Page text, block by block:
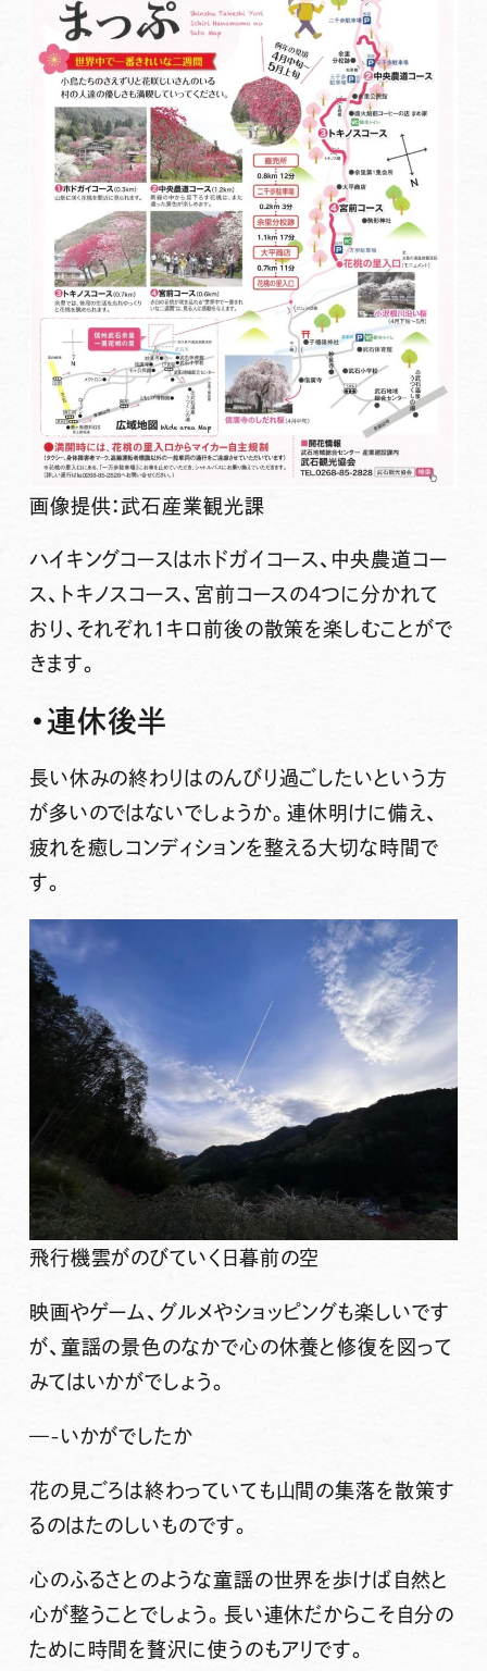
画像提供：武石産業観光課
ハイキングコースはホドガイコース、中央農道コー
ス、トキノスコース、宮前コースの4つに分かれて
おり、それぞれ1キロ前後の散策を楽しむことがで
きます。
・連休後半
長い休みの終わりはのんびり過ごしたいという方
が多いのではないでしょうか。連休明けに備え、
疲れを癒しコンディションを整える大切な時間で
す。
飛行機雲がのびていく日暮前の空
映画やゲーム、グルメやショッピングも楽しいです
が、 童謡の景色のなかで心の休養と修復を図って
みてはいかがでしょう。
—-いかがでしたか
花の見ごろは終わっていても山間の集落を散策す
るのはたのしいものです。
心のふるさとのような童謡の世界を歩けば自然と
心が整うことでしょう。長い連休だからこそ自分の
ために時間を贅沢に使うのもアリです。